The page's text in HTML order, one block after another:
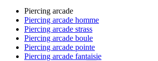
Piercing arcade
Piercing arcade homme
Piercing arcade strass
Piercing arcade boule
Piercing arcade pointe
Piercing arcade fantaisie